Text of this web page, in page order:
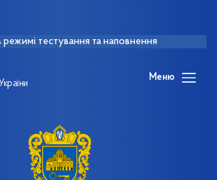
режимі тестування та наповнення
Меню